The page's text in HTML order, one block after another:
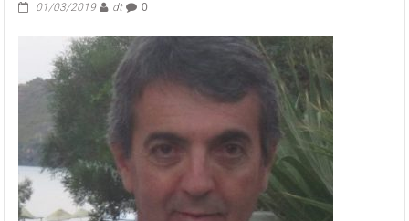
01/03/2019 dt 0